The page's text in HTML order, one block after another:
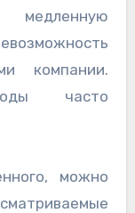
медленную
компании.
часто
можно